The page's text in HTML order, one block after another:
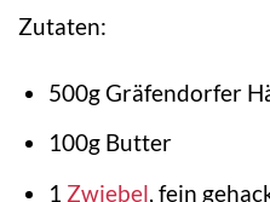
Zutaten:
500g Gräfendorfer
100g Butter
1 Zwiebel, fein